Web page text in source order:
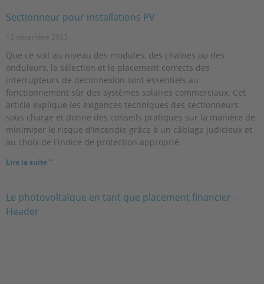
Sectionneur pour installations PV
12 décembre 2023
Que ce soit au niveau des modules, des chaînes ou des
onduleurs, la sélection et le placement corrects des
interrupteurs de déconnexion sont essentiels au
fonctionnement sûr des systèmes solaires commerciaux. Cet
article explique les exigences techniques des sectionneurs
sous charge et donne des conseils pratiques sur la manière de
minimiser le risque d'incendie grâce à un câblage judicieux et
au choix de l'indice de protection approprié.
Lire la suite "